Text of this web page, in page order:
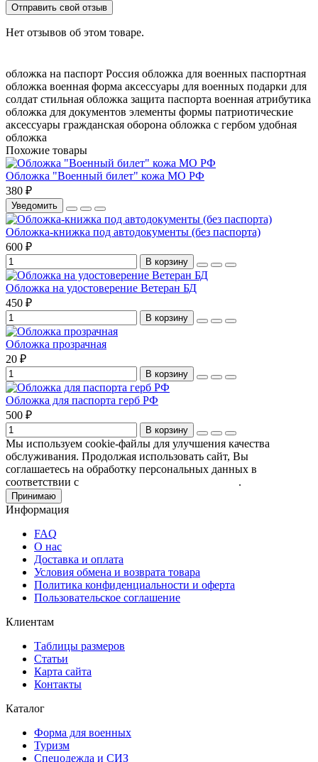
Отправить свой отзыв
Нет отзывов об этом товаре.
обложка на паспорт Россия обложка для военных паспортная
обложка военная форма аксессуары для военных подарки для
солдат стильная обложка защита паспорта военная атрибутика
обложка для документов элементы формы патриотические
аксессуары гражданская оборона обложка с гербом удобная
обложка
Похожие товары
Обложка "Военный билет" кожа МО РФ
380 ₽
Уведомить
Обложка-книжка под автодокументы (без паспорта)
600 ₽
В корзину
Обложка на удостоверение Ветеран БД
450 ₽
В корзину
Обложка прозрачная
20 ₽
В корзину
Обложка для паспорта герб РФ
500 ₽
В корзину
Мы используем cookie-файлы для улучшения качества
обслуживания. Продолжая использовать сайт, Вы
соглашаетесь на обработку персональных данных в
соответствии с
.
Принимаю
Информация
FAQ
О нас
Доставка и оплата
Условия обмена и возврата товара
Политика конфиденциальности и оферта
Пользовательское соглашение
Клиентам
Таблицы размеров
Статьи
Карта сайта
Контакты
Каталог
Форма для военных
Туризм
Спецодежда и СИЗ